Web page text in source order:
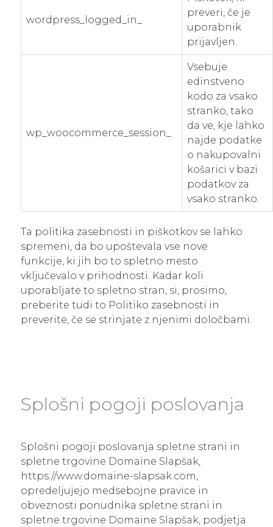
wordpress_logged_in_
preveri, če je
uporabnik
prijavljen.
wp_woocommerce_session_
Vsebuje
edinstveno
kodo za vsako
stranko, tako
da ve, kje lahko
najde podatke
o nakupovalni
košarici v bazi
podatkov za
vsako stranko.
Ta politika zasebnosti in piškotkov se lahko
spremeni, da bo upoštevala vse nove
funkcije, ki jih bo to spletno mesto
vključevalo v prihodnosti. Kadar koli
uporabljate to spletno stran, si, prosimo,
preberite tudi to Politiko zasebnosti in
preverite, če se strinjate z njenimi določbami.
Splošni pogoji poslovanja
Splošni pogoji poslovanja spletne strani in
spletne trgovine Domaine Slapšak,
https://www.domaine-slapsak.com,
opredeljujejo medsebojne pravice in
obveznosti ponudnika spletne strani in
spletne trgovine Domaine Slapšak, podjetja